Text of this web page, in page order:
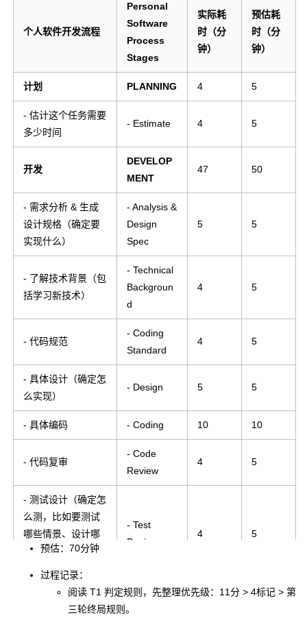
个人软件开发流程
Personal
Software
Process
Stages
实际耗
时（分
钟）
预估耗
时（分
钟）
计划 PLANNING 4 5
- 估计这个任务需要
多少时间
- Estimate 4 5
开发
DEVELOP
MENT
47 50
- 需求分析 & 生成
设计规格（确定要
实现什么）
- Analysis &
Design
Spec
5 5
- 了解技术背景（包
括学习新技术）
- Technical
Backgroun
d
4 5
- 代码规范
- Coding
Standard
4 5
- 具体设计（确定怎
么实现）
- Design 5 5
- 具体编码 - Coding 10 10
- 代码复审
- Code
Review
4 5
- 测试设计（确定怎
么测，比如要测试
哪些情景、设计哪
些种类的测试用
例）
- Test
Design
4 5
- 测试实现（设计/
生成具体的测试用
- Test
预估：70分钟
过程记录：
阅读 T1 判定规则，先整理优先级：11分 > 4标记 > 第
三轮终局规则。